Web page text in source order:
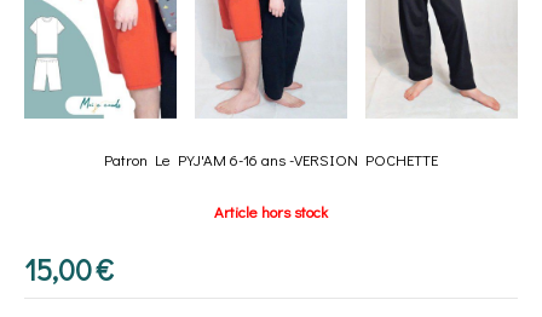
Patron Le PYJ'AM 6-16 ans -VERSION POCHETTE
15,00€
Article hors stock